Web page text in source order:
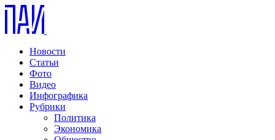
Новости
Статьи
Фото
Видео
Инфографика
Рубрики
Политика
Экономика